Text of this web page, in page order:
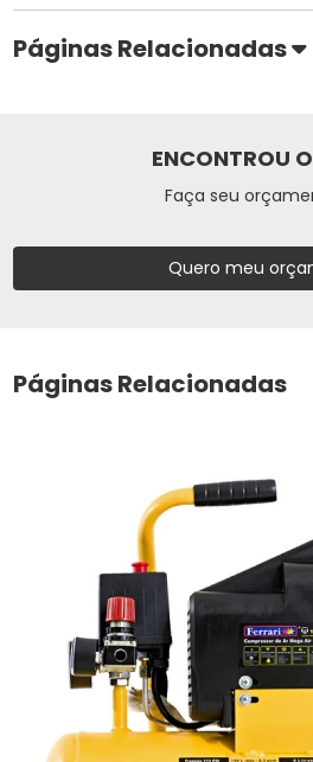
Páginas Relacionadas
ENCONTROU
Faça seu
Quero meu
Páginas Relacionadas